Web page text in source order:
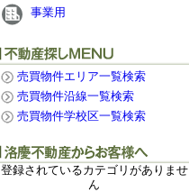
事業用
売買物件エリア一覧検索
売買物件沿線一覧検索
売買物件学校区一覧検索
登録されているカテゴリがありませ
ん